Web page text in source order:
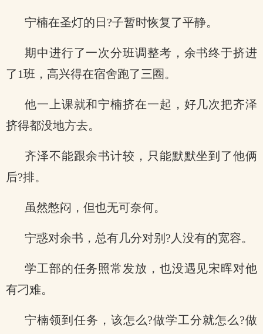
宁楠在圣灯的日?子暂时恢复了平静。
期中进行了一次分班调整考，余书终于挤进
了1班，高兴得在宿舍跑了三圈。
他一上课就和宁楠挤在一起，好几次把齐泽
挤得都没地方去。
齐泽不能跟余书计较，只能默默坐到了他俩
后?排。
虽然憋闷，但也无可奈何。
宁惑对余书，总有几分对别?人没有的宽容。
学工部的任务照常发放，也没遇见宋晖对他
有刁难。
宁楠领到任务，该怎么?做学工分就怎么?做